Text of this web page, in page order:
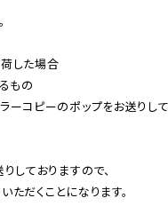
した場合
もの
ーコピーのポップをお送りし
しておりますので、
だくことになります。